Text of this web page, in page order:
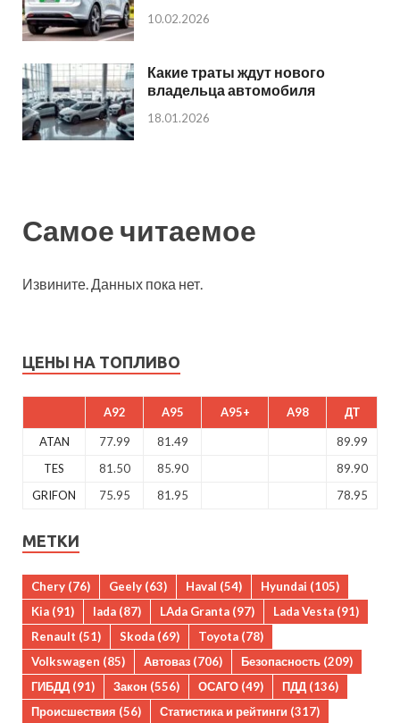
10.02.2026
Какие траты ждут нового
владельца автомобиля
18.01.2026
Самое читаемое
Извините. Данных пока нет.
ЦЕНЫ НА ТОПЛИВО
A92 A95 A95+ A98 ДТ
ATAN 77.99 81.49
89.99
TES
81.50 85.90
89.90
GRIFON
75.95 81.95 78.95
МЕТКИ
Chery (76) Geely (63) Haval (54) Hyundai (105)
Kia (91) lada (87) LAda Granta (97) Lada Vesta (91)
Renault (51) Skoda (69) Toyota (78)
Volkswagen (85) Автоваз (706) Безопасность (209)
ГИБДД (91) Закон (556) ОСАГО (49) ПДД (136)
Происшествия (56) Статистика и рейтинги (317)